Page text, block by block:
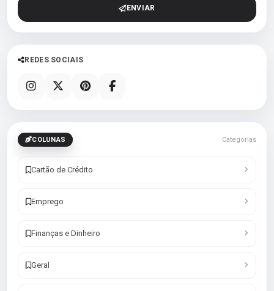
ENVIAR
REDES SOCIAIS
COLUNAS Categorias
Cartão de Crédito
Emprego
Finanças e Dinheiro
Geral